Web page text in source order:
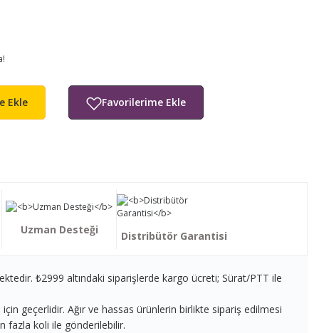
Ekle
Uzman Desteği Distribütör Garantisi
₺2999 altındaki siparişlerde kargo ücreti; Sürat/PTT ile
geçerlidir. Ağır ve hassas ürünlerin birlikte sipariş edilmesi
fazla koli ile gönderilebilir.